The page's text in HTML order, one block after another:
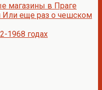
магазины в Праге
Или еще раз о чешском
1968 годах